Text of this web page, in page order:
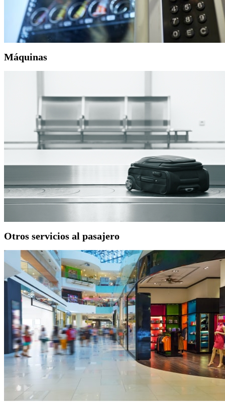
Máquinas
Otros servicios al pasajero